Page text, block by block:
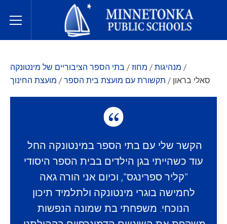
Toggle Menu
בתי הספר הציבוריים של מינטונקה
בתי הספר הציבוריים של מינטונקה /מחוז /מנהיגות /
מועצת החינוך /תקשורת עם מועצת בית הספר / סאלי בראון
עוד כשהייתי בגן הילדים בבית הספר היסודי
"קליר ספרינגס", וכיום אני הורה גאה
לחמישה בוגרי מינטונקה ולתלמיד תיכון
הנוכחי. משפחתי בת שמונה הנפשות